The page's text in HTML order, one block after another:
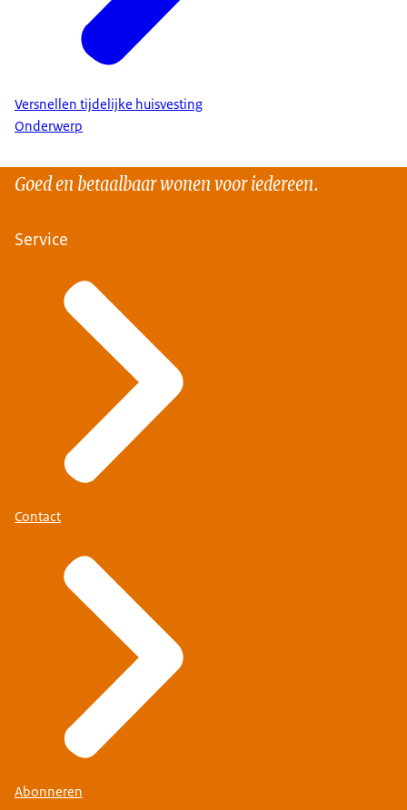
Versnellen tijdelijke huisvesting
Onderwerp
Goed en betaalbaar wonen voor iedereen.
Service
Contact
Abonneren